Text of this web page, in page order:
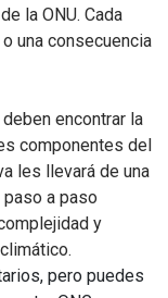
la ONU. Cada
una consecuencia
encontrar la
componentes del
les llevará de una
a paso
y
pero puedes